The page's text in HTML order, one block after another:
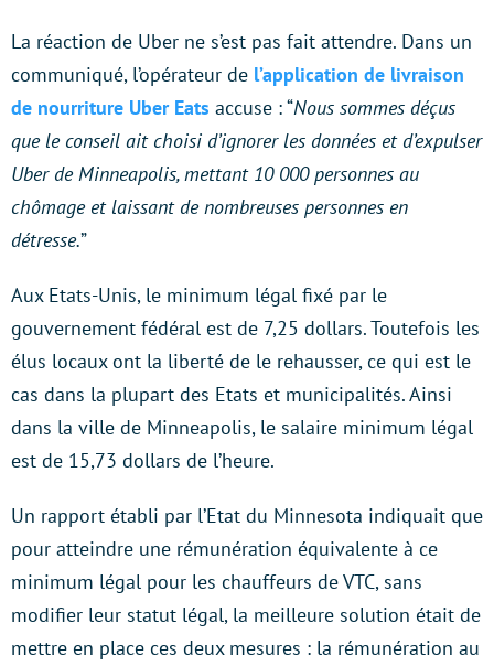
La réaction de Uber ne s’est pas fait attendre. Dans un
communiqué, l’opérateur de l’application de livraison
de nourriture Uber Eats accuse : “Nous sommes déçus
que le conseil ait choisi d’ignorer les données et d’expulser
Uber de Minneapolis, mettant 10 000 personnes au
chômage et laissant de nombreuses personnes en
détresse.”
Aux Etats-Unis, le minimum légal fixé par le
gouvernement fédéral est de 7,25 dollars. Toutefois les
élus locaux ont la liberté de le rehausser, ce qui est le
cas dans la plupart des Etats et municipalités. Ainsi
dans la ville de Minneapolis, le salaire minimum légal
est de 15,73 dollars de l’heure.
Un rapport établi par l’Etat du Minnesota indiquait que
pour atteindre une rémunération équivalente à ce
minimum légal pour les chauffeurs de VTC, sans
modifier leur statut légal, la meilleure solution était de
mettre en place ces deux mesures : la rémunération au